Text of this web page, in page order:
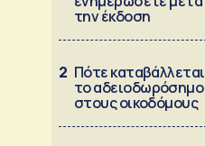
την έκδοση
2 Πότε καταβάλλεται
το αδειοδωρόσημο
στους οικοδόμους